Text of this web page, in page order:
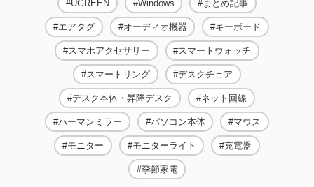
UGREEN Windows まとめ記事
エアタグ オーディオ機器 キーボード
スマホアクセサリー スマートウォッチ
スマートリング デスクチェア
デスク本体・昇降デスク ネット回線
ハーマンミラー パソコン本体 マウス
モニター モニターライト 充電器
季節家電